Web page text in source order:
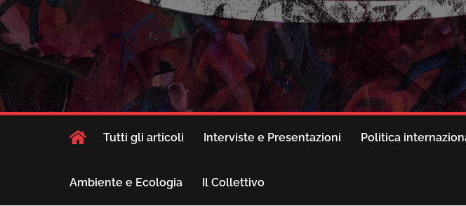
Tutti gli articoli Interviste e Presentazioni Politica
Ambiente e Ecologia Il Collettivo